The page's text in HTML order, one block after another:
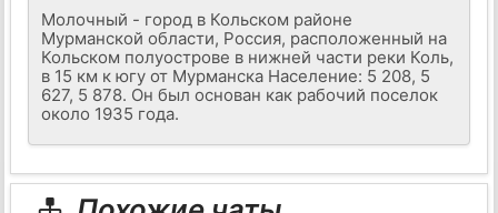
Молочный - город в Кольском районе
Мурманской области, Россия, расположенный на
Кольском полуострове в нижней части реки Коль,
в 15 км к югу от Мурманска Население: 5 208, 5
627, 5 878. Он был основан как рабочий поселок
около 1935 года.